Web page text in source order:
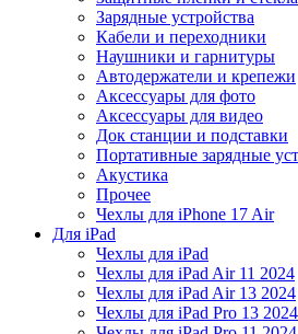
Зарядные устройства
Кабели и переходники
Наушники и гарнитуры
Автодержатели и крепежи
Аксессуары для фото
Аксессуары для видео
Док станции и подставки
Портативные зарядные
Акустика
Прочее
Чехлы для iPhone 17 Air
Для iPad
Чехлы для iPad
Чехлы для iPad Air 11 2024
Чехлы для iPad Air 13 2024
Чехлы для iPad Pro 13 2024